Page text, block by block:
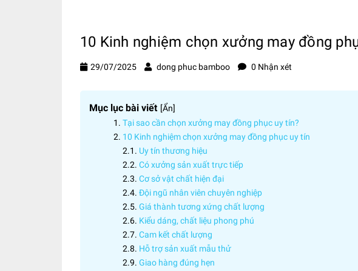
10 Kinh nghiệm chọn xưởng may đồng
29/07/2025 dong phuc bamboo 0 Nhận xét
Mục lục bài viết [Ẩn]
Tại sao cần chọn xưởng may đồng phục uy tín?
10 Kinh nghiệm chọn xưởng may đồng phục uy tín
Uy tín thương hiệu
Có xưởng sản xuất trực tiếp
Cơ sở vật chất hiện đại
Đội ngũ nhân viên chuyên nghiệp
Giá thành tương xứng chất lượng
Kiểu dáng, chất liệu phong phú
Cam kết chất lượng
Hỗ trợ sản xuất mẫu thử
Giao hàng đúng hẹn